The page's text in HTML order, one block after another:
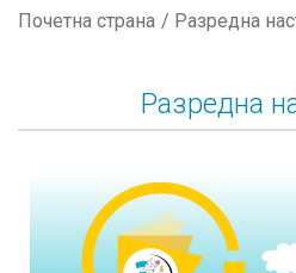
Почетна страна Разредна
Разредна